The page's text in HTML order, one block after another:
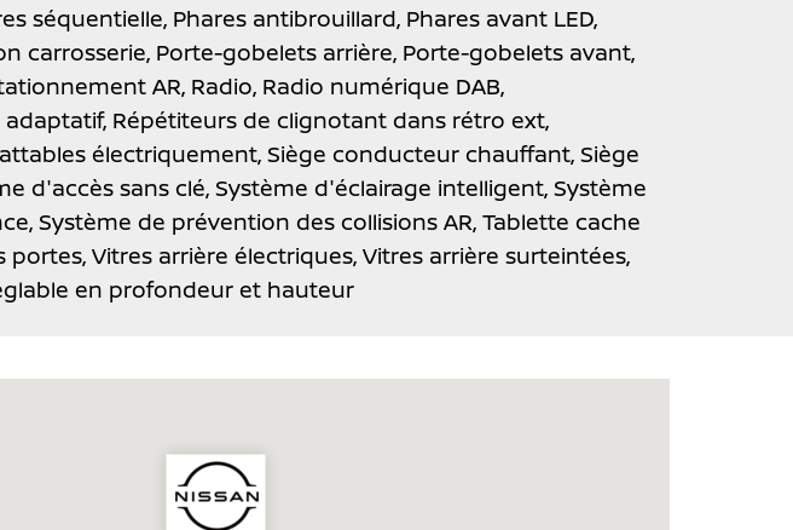
séquentielle, Phares antibrouillard, Phares avant LED,
carrosserie, Porte-gobelets arrière, Porte-gobelets avant,
AR, Radio, Radio numérique DAB,
adaptatif, Répétiteurs de clignotant dans rétro ext,
électriquement, Siège conducteur chauffant, Siège
d'accès sans clé, Système d'éclairage intelligent, Système
Système de prévention des collisions AR, Tablette cache
portes, Vitres arrière électriques, Vitres arrière surteintées,
en profondeur et hauteur